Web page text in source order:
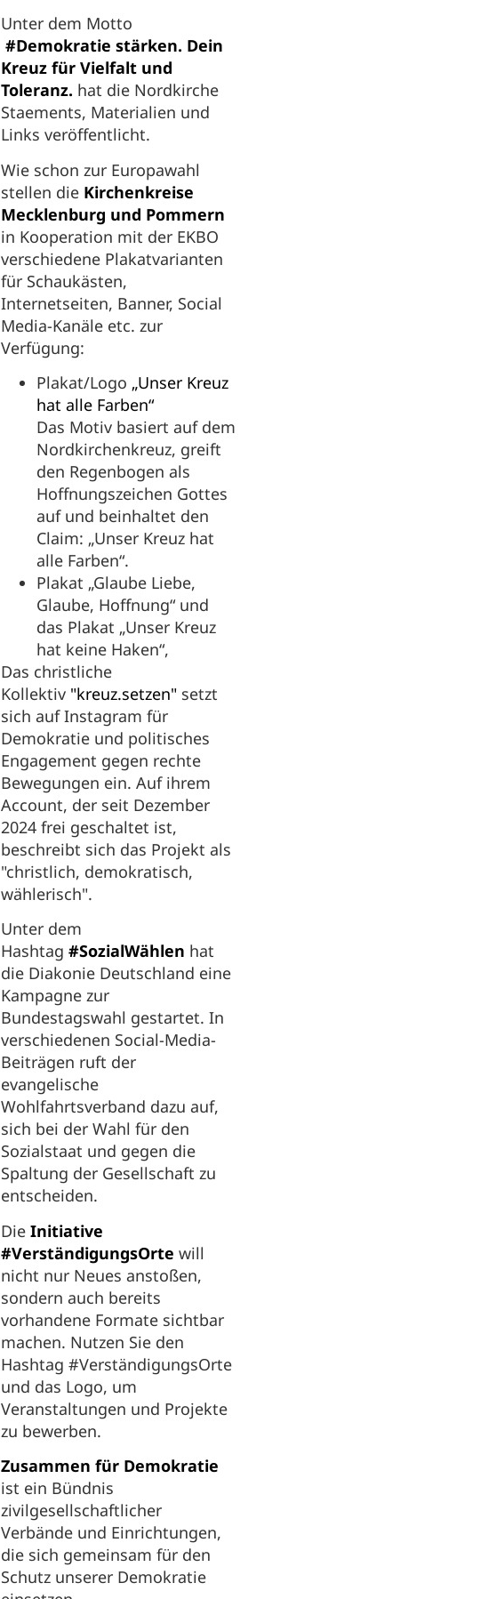
Unter dem Motto
#Demokratie stärken. Dein
Kreuz für Vielfalt und
Toleranz. hat die Nordkirche
Staements, Materialien und
Links veröffentlicht.
Wie schon zur Europawahl
stellen die Kirchenkreise
Mecklenburg und Pommern
in Kooperation mit der EKBO
verschiedene Plakatvarianten
für Schaukästen,
Internetseiten, Banner, Social
Media-Kanäle etc. zur
Verfügung:
Plakat/Logo „Unser Kreuz
hat alle Farben“
Das Motiv basiert auf dem
Nordkirchenkreuz, greift
den Regenbogen als
Hoffnungszeichen Gottes
auf und beinhaltet den
Claim: „Unser Kreuz hat
alle Farben“.
Plakat „Glaube Liebe,
Glaube, Hoffnung“ und
das Plakat „Unser Kreuz
hat keine Haken“,
Das christliche
Kollektiv "kreuz.setzen" setzt
sich auf Instagram für
Demokratie und politisches
Engagement gegen rechte
Bewegungen ein. Auf ihrem
Account, der seit Dezember
2024 frei geschaltet ist,
beschreibt sich das Projekt als
"christlich, demokratisch,
wählerisch".
Unter dem
Hashtag #SozialWählen hat
die Diakonie Deutschland eine
Kampagne zur
Bundestagswahl gestartet. In
verschiedenen Social-Media-
Beiträgen ruft der
evangelische
Wohlfahrtsverband dazu auf,
sich bei der Wahl für den
Sozialstaat und gegen die
Spaltung der Gesellschaft zu
entscheiden.
Die Initiative
#VerständigungsOrte will
nicht nur Neues anstoßen,
sondern auch bereits
vorhandene Formate sichtbar
machen. Nutzen Sie den
Hashtag #VerständigungsOrte
und das Logo, um
Veranstaltungen und Projekte
zu bewerben.
Zusammen für Demokratie
ist ein Bündnis
zivilgesellschaftlicher
Verbände und Einrichtungen,
die sich gemeinsam für den
Schutz unserer Demokratie